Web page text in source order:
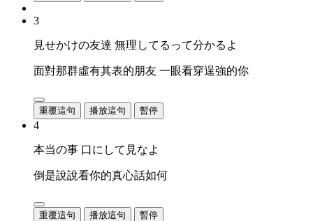
3
見せかけの友達 無理してるって分かるよ
面對那群虛有其表的朋友 一眼看穿逞強的你
重覆這句 播放這句 暫停
4
本当の事 口にして見なよ
倒是說說看你的真心話如何
重覆這句 播放這句 暫停